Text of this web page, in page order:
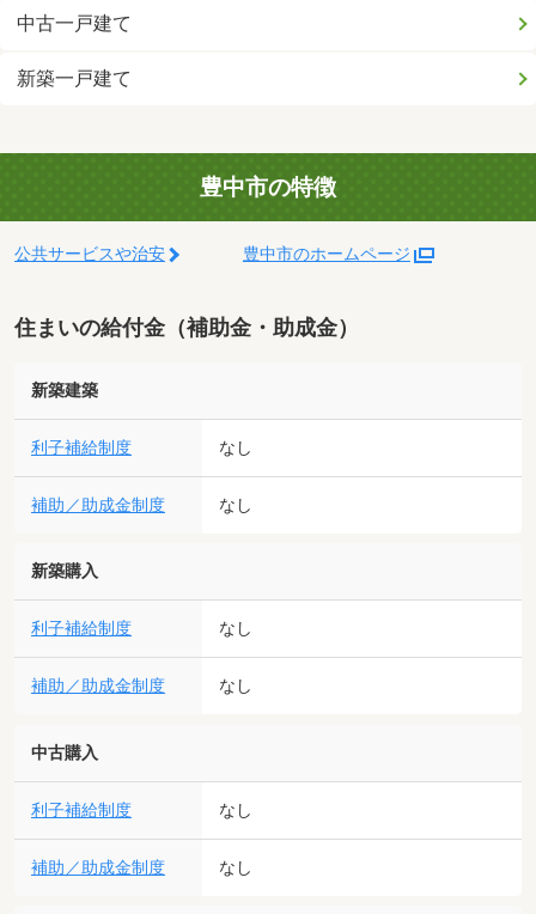
中古一戸建て
新築一戸建て
豊中市の特徴
公共サービスや治安 豊中市のホームページ
住まいの給付金（補助金・助成金）
新築建築
利子補給制度 なし
補助／助成金制度 なし
新築購入
利子補給制度 なし
補助／助成金制度 なし
中古購入
利子補給制度 なし
補助／助成金制度 なし